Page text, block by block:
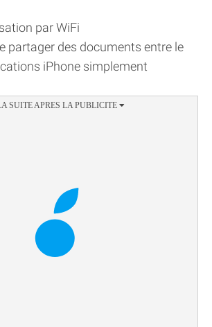
par WiFi
partager des documents entre le
iPhone simplement